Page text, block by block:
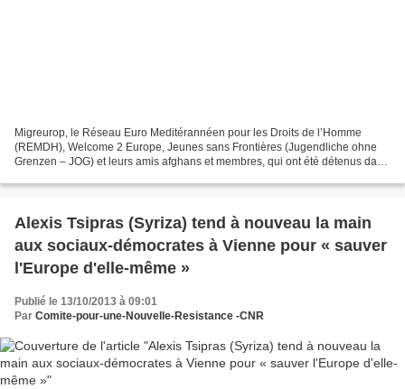
Migreurop, le Réseau Euro Meditérannéen pour les Droits de l’Homme
(REMDH), Welcome 2 Europe, Jeunes sans Frontières (Jugendliche ohne
Grenzen – JOG) et leurs amis afghans et membres, qui ont été détenus dans
Alexis Tsipras (Syriza) tend à nouveau la main
aux sociaux-démocrates à Vienne pour « sauver
l'Europe d'elle-même »
Publié le 13/10/2013 à 09:01
Par Comite-pour-une-Nouvelle-Resistance -CNR